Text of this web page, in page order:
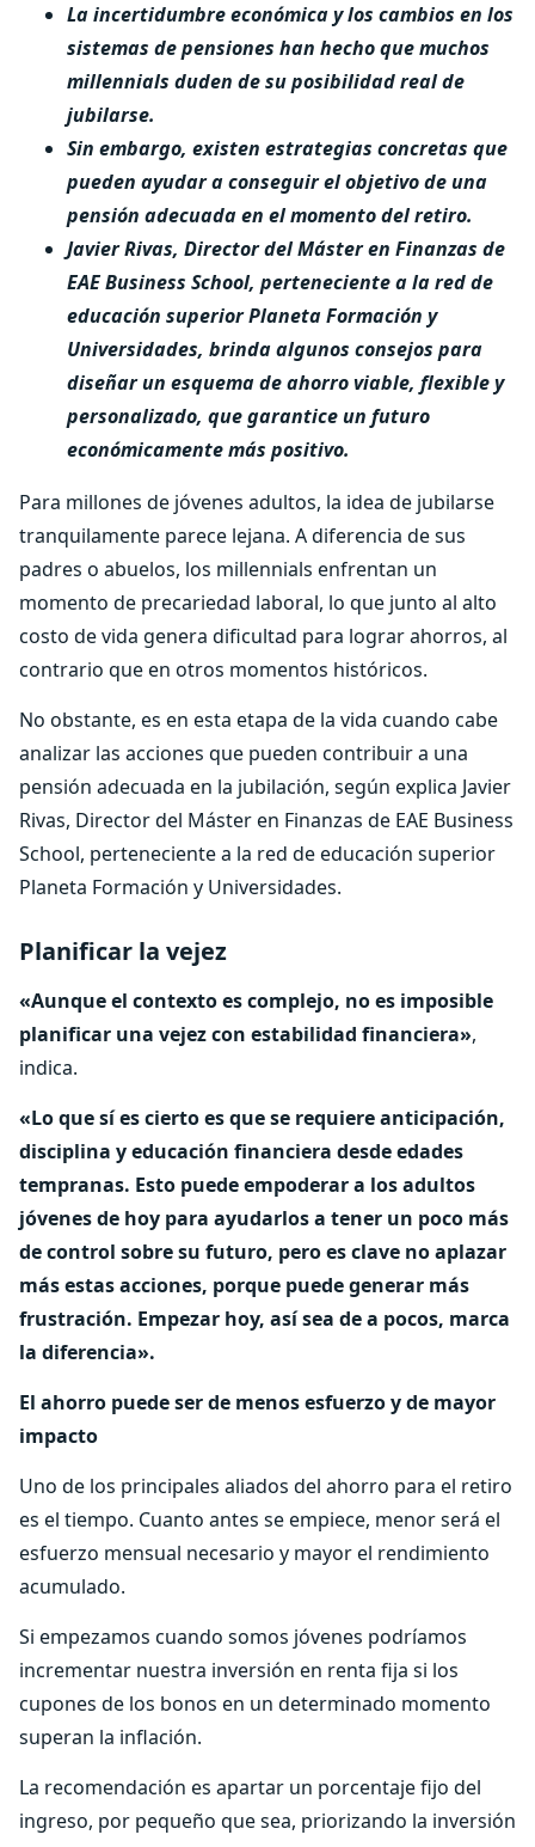
La incertidumbre económica y los cambios en los
sistemas de pensiones han hecho que muchos
millennials duden de su posibilidad real de
jubilarse.
Sin embargo, existen estrategias concretas que
pueden ayudar a conseguir el objetivo de una
pensión adecuada en el momento del retiro.
Javier Rivas, Director del Máster en Finanzas de
EAE Business School, perteneciente a la red de
educación superior Planeta Formación y
Universidades, brinda algunos consejos para
diseñar un esquema de ahorro viable, flexible y
personalizado, que garantice un futuro
económicamente más positivo.
Para millones de jóvenes adultos, la idea de jubilarse
tranquilamente parece lejana. A diferencia de sus
padres o abuelos, los millennials enfrentan un
momento de precariedad laboral, lo que junto al alto
costo de vida genera dificultad para lograr ahorros, al
contrario que en otros momentos históricos.
No obstante, es en esta etapa de la vida cuando cabe
analizar las acciones que pueden contribuir a una
pensión adecuada en la jubilación, según explica Javier
Rivas, Director del Máster en Finanzas de EAE Business
School, perteneciente a la red de educación superior
Planeta Formación y Universidades.
Planificar la vejez
«Aunque el contexto es complejo, no es imposible
planificar una vejez con estabilidad financiera»,
indica.
«Lo que sí es cierto es que se requiere anticipación,
disciplina y educación financiera desde edades
tempranas. Esto puede empoderar a los adultos
jóvenes de hoy para ayudarlos a tener un poco más
de control sobre su futuro, pero es clave no aplazar
más estas acciones, porque puede generar más
frustración. Empezar hoy, así sea de a pocos, marca
la diferencia».
El ahorro puede ser de menos esfuerzo y de mayor
impacto
Uno de los principales aliados del ahorro para el retiro
es el tiempo. Cuanto antes se empiece, menor será el
esfuerzo mensual necesario y mayor el rendimiento
acumulado.
Si empezamos cuando somos jóvenes podríamos
incrementar nuestra inversión en renta fija si los
cupones de los bonos en un determinado momento
superan la inflación.
La recomendación es apartar un porcentaje fijo del
ingreso, por pequeño que sea, priorizando la inversión